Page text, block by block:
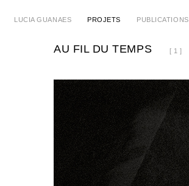
LUCIA GUANAES PROJETS PUBLICATIONS
AU FIL DU TEMPS [ 1 ]